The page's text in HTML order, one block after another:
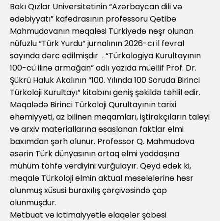
Bakı Qızlar Universitetinin “Azərbaycan dili və
ədəbiyyatı” kafedrasının professoru Qətibə
Mahmudovanın məqaləsi Türkiyədə nəşr olunan
nüfuzlu “Türk Yurdu” jurnalının 2026-cı il fevral
sayında dərc edilmişdir . “Türkologiya Kurultayının
100-cü ilinə armağan” adlı yazıda müəllif Prof. Dr.
Şükrü Haluk Akalının “100. Yılında 100 Soruda Birinci
Türkoloji Kurultayı” kitabını geniş şəkildə təhlil edir.
Məqalədə Birinci Türkoloji Qurultayının tarixi
əhəmiyyəti, az bilinən məqamları, iştirakçıların taleyi
və arxiv materiallarına əsaslanan faktlar elmi
baxımdan şərh olunur. Professor Q. Mahmudova
əsərin Türk dünyasının ortaq elmi yaddaşına
mühüm töhfə verdiyini vurğulayır. Qeyd edək ki,
məqalə Türkoloji elmin aktual məsələlərinə həsr
olunmuş xüsusi buraxılış çərçivəsində çap
olunmuşdur.
Mətbuat və ictimaiyyətlə əlaqələr şöbəsi